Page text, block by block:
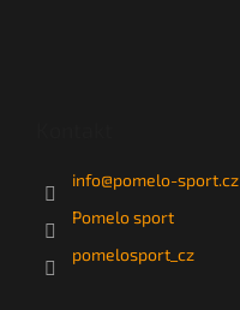
info@pomelo-sport.cz
Pomelo sport
pomelosport_cz